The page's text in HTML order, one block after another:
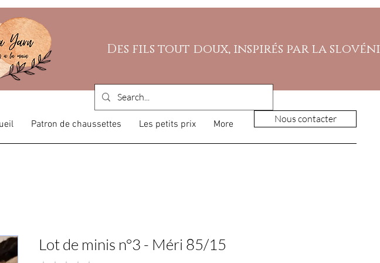
Des fils tout doux, inspirés par la
Patron de chaussettes Les petits prix More Nous contacter
Lot de minis n°3 - Méri 85/15